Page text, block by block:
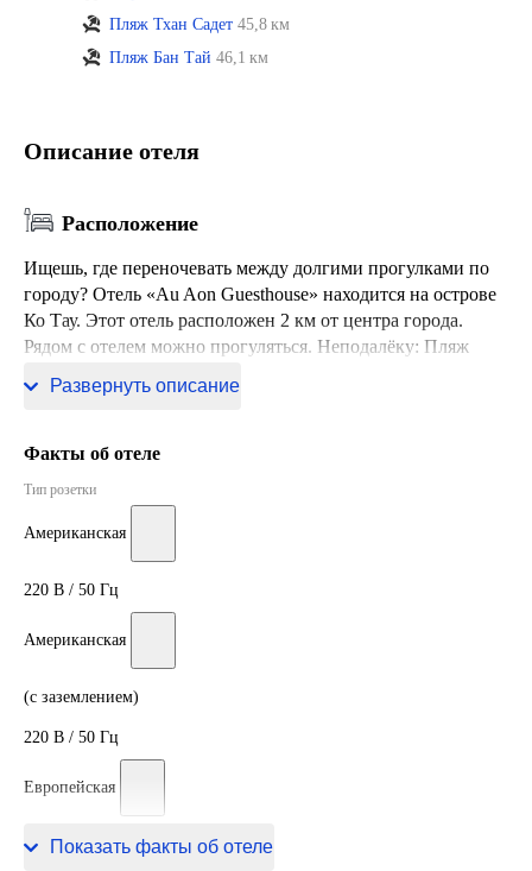
Пляж Тхан Садет 45,8 км
Пляж Бан Тай 46,1 км
Описание отеля
Расположение
Ищешь, где переночевать между долгими прогулками по
городу? Отель «Au Aon Guesthouse» находится на острове
Ко Тау. Этот отель расположен 2 км от центра города.
Рядом с отелем можно прогуляться. Неподалёку: Пляж
Развернуть описание
Факты об отеле
Тип розетки
Американская
220 В / 50 Гц
Американская
(с заземлением)
220 В / 50 Гц
Европейская
220 В / 50 Гц
Показать факты об отеле